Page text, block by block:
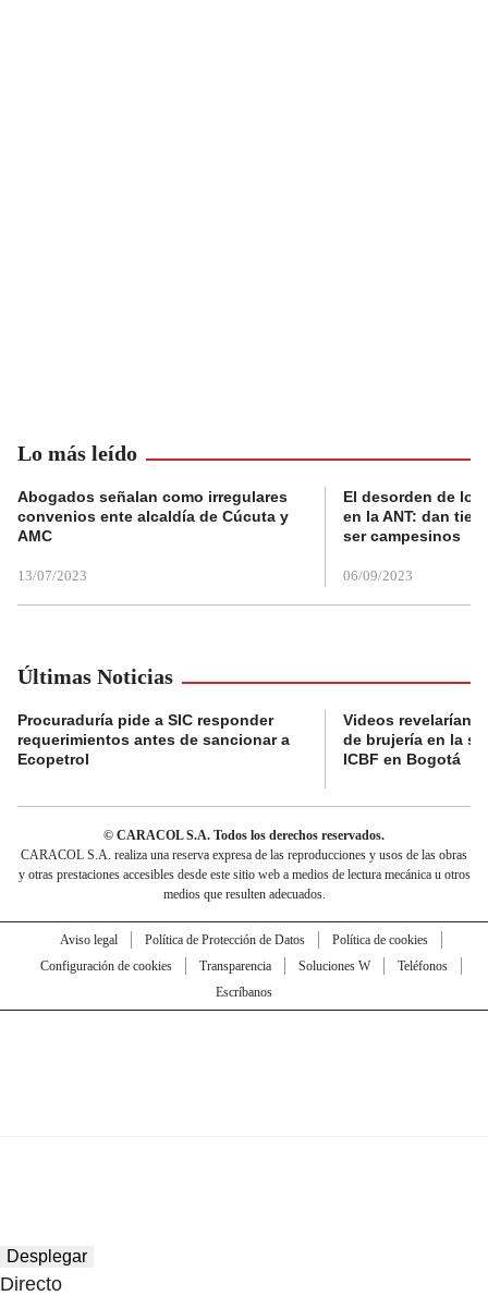
Lo más leído
Abogados señalan como irregulares
convenios ente alcaldía de Cúcuta y
AMC
13/07/2023
El desorden de
en la ANT: dan
ser campesinos
06/09/2023
Últimas Noticias
Procuraduría pide a SIC responder
requerimientos antes de sancionar a
Ecopetrol
Videos revelarían
de brujería en la
ICBF en Bogotá
© CARACOL S.A. Todos los derechos reservados.
CARACOL S.A. realiza una reserva expresa de las reproducciones y usos de las obras
y otras prestaciones accesibles desde este sitio web a medios de lectura mecánica u otros
medios que resulten adecuados.
Aviso legal Política de Protección de Datos
Política de cookies
Configuración de cookies
Transparencia Soluciones W
Teléfonos
Escríbanos
Desplegar
Directo